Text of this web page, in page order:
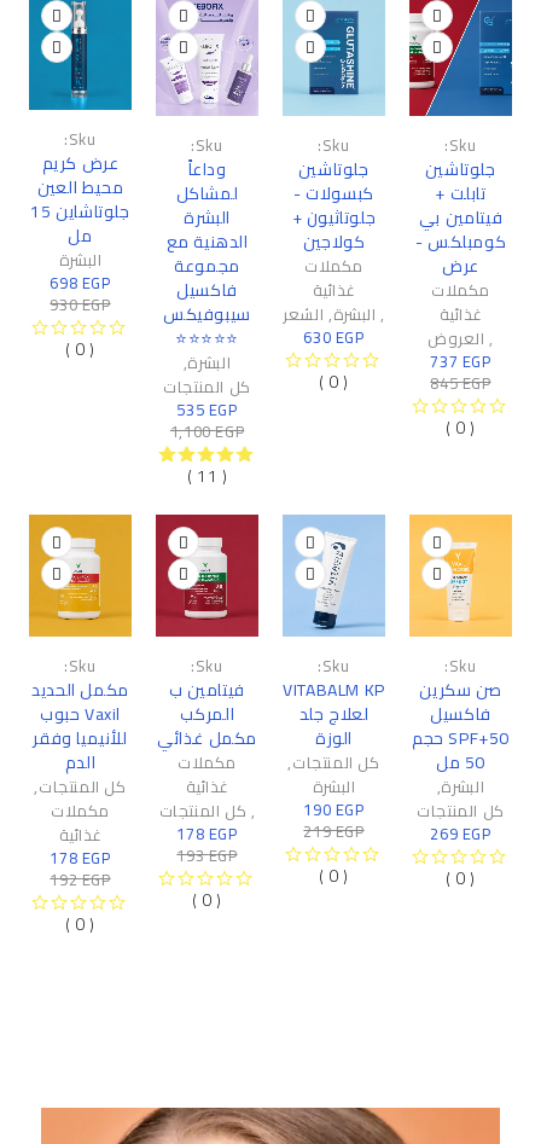
Sku:
جلوتاشين
تابلت +
فيتامين بي
كومبلكس -
عرض
مكملات
غذائية
, العروض
845EGP
737 EGP
( 0 )
Sku:
جلوتاشين
كبسولات -
جلوتاثيون +
كولاجين
مكملات
غذائية
, البشرة, الشعر
630EGP
( 0 )
Sku:
وداعاً
لمشاكل
البشرة
الدهنية مع
مجموعة
فاكسيل
سيبوفيكس
⭐⭐⭐⭐⭐
البشرة,
كل المنتجات
1,100EGP
535EGP
( 11 )
Sku:
عرض كريم
محيط العين
جلوتاشاين 15
مل
البشرة
930EGP
698EGP
( 0 )
Sku:
صن سكرين
فاكسيل
SPF+50 حجم
50 مل
البشرة,
كل المنتجات
269EGP
( 0 )
Sku:
VITABALM KP
لعلاج جلد
الوزة
كل المنتجات,
البشرة
219EGP
190EGP
( 0 )
Sku:
فيتامين ب
المركب
مكمل غذائي
مكملات
غذائية
, كل المنتجات
193EGP
178EGP
( 0 )
Sku:
مكمل الحديد
Vaxil حبوب
للأنيميا وفقر
الدم
كل المنتجات,
مكملات
غذائية
192EGP
178EGP
( 0 )